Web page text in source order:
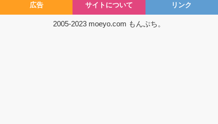
広告 サイトについて リンク
2005-2023 moeyo.com もんぷち。